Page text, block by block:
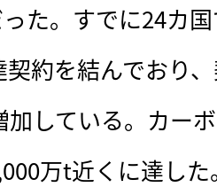
た。すでに24カ
契約を結んでおり
加している。カー
万t近くに達した